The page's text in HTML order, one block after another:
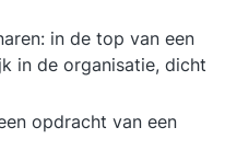
in de top van een
in de organisatie, dicht
opdracht van een